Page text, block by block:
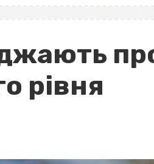
рівня